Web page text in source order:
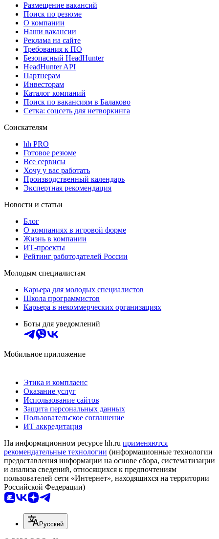
Размещение вакансий
Поиск по резюме
О компании
Наши вакансии
Реклама на сайте
Требования к ПО
Безопасный HeadHunter
HeadHunter API
Партнерам
Инвесторам
Каталог компаний
Поиск по вакансиям в Балаково
Сетка: соцсеть для нетворкинга
Соискателям
hh PRO
Готовое резюме
Все сервисы
Хочу у вас работать
Производственный календарь
Экспертная рекомендация
Новости и статьи
Блог
О компаниях в игровой форме
Жизнь в компании
ИТ-проекты
Рейтинг работодателей России
Молодым специалистам
Карьера для молодых специалистов
Школа программистов
Карьера в некоммерческих организациях
Боты для уведомлений
Мобильное приложение
Этика и комплаенс
Оказание услуг
Использование сайтов
Защита персональных данных
Пользовательское соглашение
ИТ аккредитация
На информационном ресурсе hh.ru применяются
рекомендательные технологии (информационные технологии
предоставления информации на основе сбора, систематизации
и анализа сведений, относящихся к предпочтениям
пользователей сети «Интернет», находящихся на территории
Российской Федерации)
Русский